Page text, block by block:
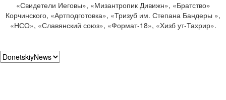
«Свидетели Иеговы», «Мизантропик Дивижн», «Братство»
Корчинского, «Артподготовка», «Тризуб им. Степана Бандеры »,
«НСО», «Славянский союз», «Формат-18», «Хизб ут-Тахрир».